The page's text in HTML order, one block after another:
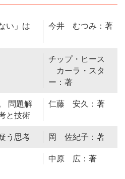
い」は
今井 むつみ：著
チップ・ヒース
カーラ・スタ
ー：著
問題解
と技術
仁藤 安久：著
う思考 岡 佐紀子：著
中原 広：著